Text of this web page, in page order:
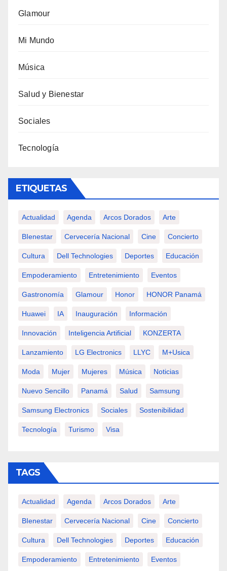
Glamour
Mi Mundo
Música
Salud y Bienestar
Sociales
Tecnología
ETIQUETAS
Actualidad Agenda Arcos Dorados Arte
BIenestar Cervecería Nacional Cine Concierto
Cultura Dell Technologies Deportes Educación
Empoderamiento Entretenimiento Eventos
Gastronomía Glamour Honor HONOR Panamá
Huawei IA Inauguración Información
Innovación Inteligencia Artificial KONZERTA
Lanzamiento LG Electronics LLYC M+usica
Moda Mujer Mujeres Música Noticias
Nuevo Sencillo Panamá Salud Samsung
Samsung Electronics Sociales Sostenibilidad
Tecnología Turismo Visa
TAGS
Actualidad Agenda Arcos Dorados Arte
BIenestar Cervecería Nacional Cine Concierto
Cultura Dell Technologies Deportes Educación
Empoderamiento Entretenimiento Eventos